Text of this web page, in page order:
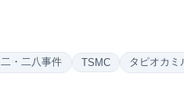
二・二八事件 TSMC タピオカミ